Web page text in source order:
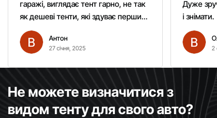
гаражі, виглядає тент гарно, не так
як дешеві тенти, які здуває першим
вітром. Гарно кріпиться.
Рекомендую однозначно!
Антон
27 січня, 2025
Дуже
і знімати.
2
Не можете визначитися з
видом тенту для свого авто?